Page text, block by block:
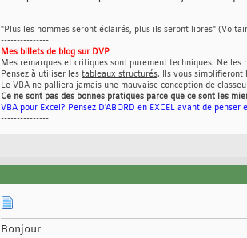
"Plus les hommes seront éclairés, plus ils seront libres"
---------------
Mes billets de blog sur DVP
Mes remarques et critiques sont purement techniques. Ne les
Pensez à utiliser les tableaux structurés. Ils vous simplifieront
Le VBA ne palliera jamais une mauvaise conception de
Ce ne sont pas des bonnes pratiques parce que ce sont les
VBA pour Excel? Pensez D'ABORD en EXCEL avant de penser
---------------
Bonjour